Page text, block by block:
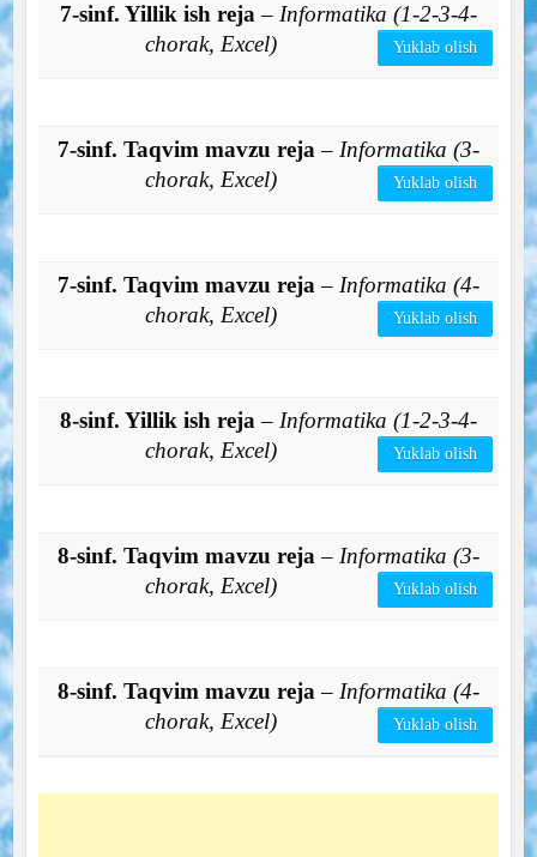
7-sinf. Yillik ish reja – Informatika (1-2-3-4-
chorak, Excel)
Yuklab olish
7-sinf. Taqvim mavzu reja – Informatika (3-
chorak, Excel)
Yuklab olish
7-sinf. Taqvim mavzu reja – Informatika (4-
chorak, Excel)
Yuklab olish
8-sinf. Yillik ish reja – Informatika (1-2-3-4-
chorak, Excel)
Yuklab olish
8-sinf. Taqvim mavzu reja – Informatika (3-
chorak, Excel)
Yuklab olish
8-sinf. Taqvim mavzu reja – Informatika (4-
chorak, Excel)
Yuklab olish